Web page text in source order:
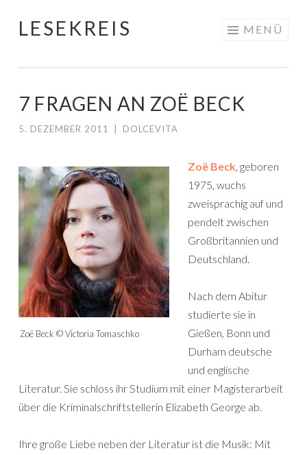
Springe
LESEKREIS MENÜ
7 FRAGEN AN ZOË BECK
5. DEZEMBER 2011 DOLCEVITA
Zoë Beck © Victoria Tomaschko
Zoë Beck, geboren
1975, wuchs
zweisprachig auf und
pendelt zwischen
Großbritannien und
Deutschland.
Nach dem Abitur
studierte sie in
Gießen, Bonn und
Durham deutsche
und englische
Literatur. Sie schloss ihr Studium mit einer Magisterarbeit
über die Kriminalschriftstellerin Elizabeth George ab.
Ihre große Liebe neben der Literatur ist die Musik: Mit